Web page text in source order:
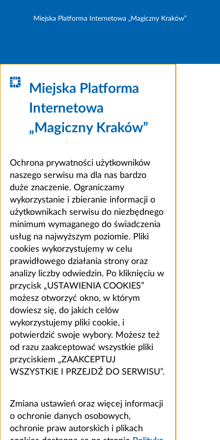
Miejska Platforma Internetowa „Magiczny Kraków”
Miejska Platforma
Internetowa
„Magiczny Kraków”
Ochrona prywatności użytkowników
naszego serwisu ma dla nas bardzo
duże znaczenie. Ograniczamy
wykorzystanie i zbieranie informacji o
użytkownikach serwisu do niezbędnego
minimum wymaganego do świadczenia
usług na najwyższym poziomie. Pliki
cookies wykorzystujemy w celu
prawidłowego działania strony oraz
analizy liczby odwiedzin. Po kliknięciu w
przycisk „USTAWIENIA COOKIES”
możesz otworzyć okno, w którym
dowiesz się, do jakich celów
wykorzystujemy pliki cookie, i
potwierdzić swoje wybory. Możesz też
od razu zaakceptować wszystkie pliki
przyciskiem „ZAAKCEPTUJ
WSZYSTKIE I PRZEJDŹ DO SERWISU”.
Zmiana ustawień oraz więcej informacji
o ochronie danych osobowych,
ochronie praw autorskich i plikach